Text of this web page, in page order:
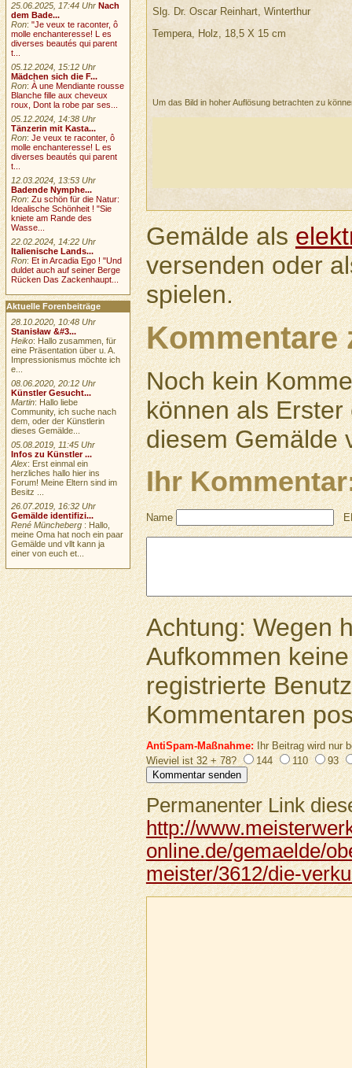
Slg. Dr. Oscar Reinhart, Winterthur
Tempera, Holz, 18,5 X 15 cm
Um das Bild in hoher Auflösung betrachten zu
Gemälde als
versenden oder
spielen.
Kommentare
Noch kein
können als
diesem Gemälde
Ihr
Name
Achtung: Wegen
Aufkommen
registrierte
Kommentaren
AntiSpam-Maßnahme:Ihr Beitrag wird nur
Wieviel ist 32 + 78?
144 110 93
Permanenter Link
http://
online.de/gemaelde/
meister/3612/die-
25.06.2025, 17:44 Uhr Nach
dem Bade...
Ron:"Je veux te raconter, ô
molle enchanteresse! L es
diverses beautés qui parent
t...
05.12.2024, 15:12 Uhr
Mädchen sich die F...
Ron:À une Mendiante rousse
Blanche fille aux cheveux
roux, Dont la robe par ses...
05.12.2024, 14:38 Uhr
Tänzerin mit Kasta...
Ron:Je veux te raconter, ô
molle enchanteresse! L es
diverses beautés qui parent
t...
12.03.2024, 13:53 Uhr
Badende Nymphe...
Ron:Zu schön für die Natur:
Idealische Schönheit ! "Sie
kniete am Rande des
Wasse...
22.02.2024, 14:22 Uhr
Italienische Lands...
Ron:Et in Arcadia Ego ! "Und
duldet auch auf seiner Berge
Rücken Das Zackenhaupt...
Aktuelle Forenbeiträge
28.10.2020, 10:48 Uhr
Stanisław &#3...
Heiko: Hallo zusammen, für
eine Präsentation über u. A.
Impressionismus möchte ich
e...
08.06.2020, 20:12 Uhr
Künstler Gesucht...
Martin: Hallo liebe
Community, ich suche nach
dem, oder der Künstlerin
dieses Gemälde...
05.08.2019, 11:45 Uhr
Infos zu Künstler ...
Alex: Erst einmal ein
herzliches hallo hier ins
Forum! Meine Eltern sind im
Besitz ...
26.07.2019, 16:32 Uhr
Gemälde identifizi...
René Müncheberg : Hallo,
meine Oma hat noch ein paar
Gemälde und vllt kann ja
einer von euch et...